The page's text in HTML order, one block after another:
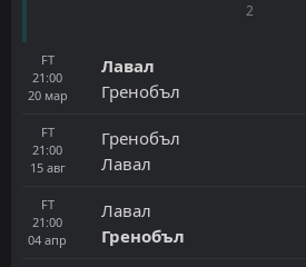
2
FT
21:00
20 мар
Лавал
Гренобъл
FT
21:00
15 авг
Гренобъл
Лавал
FT
21:00
04 апр
Лавал
Гренобъл